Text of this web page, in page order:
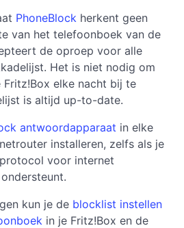
PhoneBlock herkent geen
van het telefoonboek van de
de oproep voor alle
Het is niet nodig om
elke nacht bij te
is altijd up-to-date.
antwoordapparaat in elke
installeren, zelfs als je
voor internet
kun je de blocklist instellen
in je Fritz!Box en de